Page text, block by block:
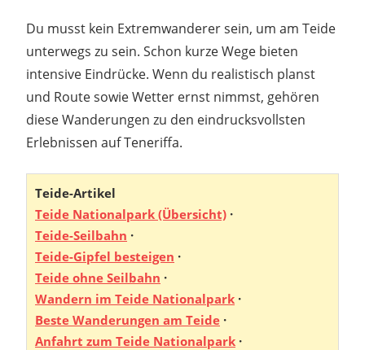
Du musst kein Extremwanderer sein, um am Teide
unterwegs zu sein. Schon kurze Wege bieten
intensive Eindrücke. Wenn du realistisch planst
und Route sowie Wetter ernst nimmst, gehören
diese Wanderungen zu den eindrucksvollsten
Erlebnissen auf Teneriffa.
Teide-Artikel
Teide Nationalpark (Übersicht) ·
Teide-Seilbahn ·
Teide-Gipfel besteigen ·
Teide ohne Seilbahn ·
Wandern im Teide Nationalpark ·
Beste Wanderungen am Teide ·
Anfahrt zum Teide Nationalpark ·